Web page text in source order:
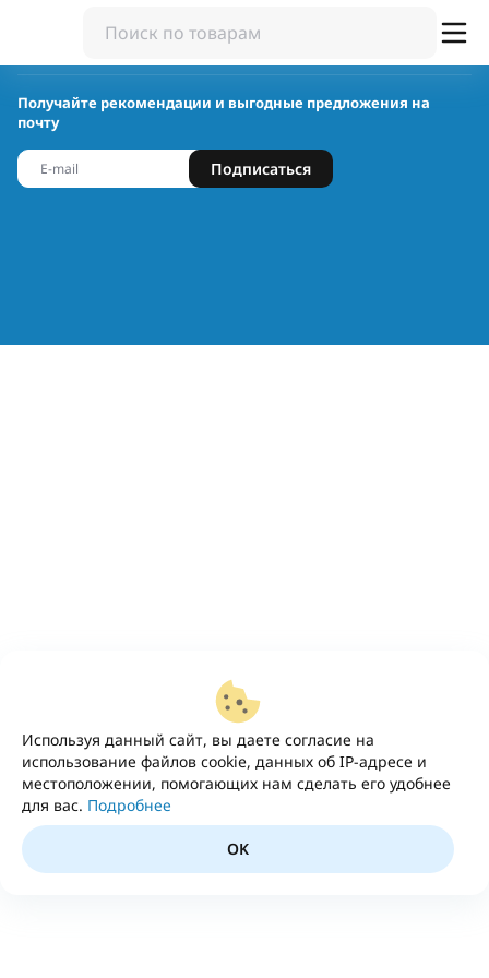
Используя данный сайт, вы даете согласие на
использование файлов cookie, данных об IP-адресе и
местоположении, помогающих нам сделать его удобнее
для вас. Подробнее
OK
Получайте рекомендации и выгодные предложения на
почту
Подписаться